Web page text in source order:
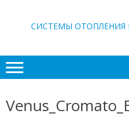
CИСТЕМЫ